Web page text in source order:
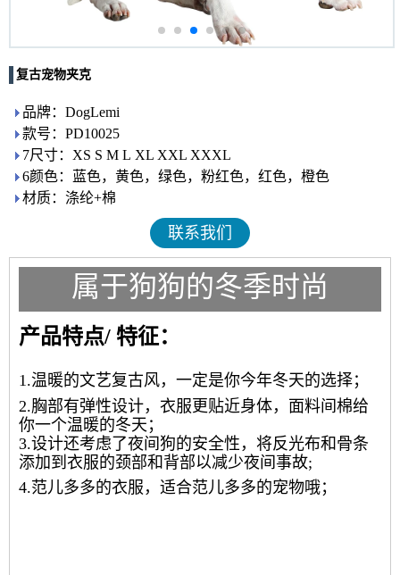
复古宠物夹克
品牌：DogLemi
款号：PD10025
7尺寸：XS S M L XL XXL XXXL
6颜色：蓝色，黄色，绿色，粉红色，红色，橙色
材质：涤纶+棉
联系我们
属于狗狗的冬季时尚
产品特点/ 特征：
1.温暖的文艺复古风，一定是你今年冬天的选择；
2.胸部有弹性设计，衣服更贴近身体，面料间棉给
你一个温暖的冬天；
3.设计还考虑了夜间狗的安全性，将反光布和骨条
添加到衣服的颈部和背部以减少夜间事故;
4.范儿多多的衣服，适合范儿多多的宠物哦；